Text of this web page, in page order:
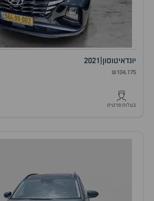
יונדאיטוסון 2021
₪104,175
בעלות פרטית